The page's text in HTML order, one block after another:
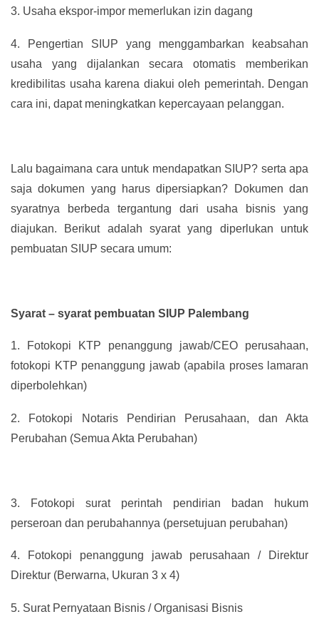
3. Usaha ekspor-impor memerlukan izin dagang
4.
Pengertian SIUP yang menggambarkan keabsahan
usaha yang dijalankan secara otomatis memberikan
kredibilitas usaha karena diakui oleh pemerintah. Dengan
cara ini, dapat meningkatkan kepercayaan pelanggan.
Lalu bagaimana cara untuk mendapatkan SIUP? serta apa
saja dokumen yang harus dipersiapkan? Dokumen dan
syaratnya berbeda tergantung dari usaha bisnis yang
diajukan. Berikut adalah syarat yang diperlukan untuk
pembuatan SIUP secara umum:
Syarat – syarat pembuatan SIUP Palembang
1.
Fotokopi KTP penanggung jawab/CEO perusahaan,
fotokopi KTP penanggung jawab (apabila proses lamaran
diperbolehkan)
2.
Fotokopi Notaris Pendirian Perusahaan, dan Akta
Perubahan (Semua Akta Perubahan)
3.
Fotokopi surat perintah pendirian badan hukum
perseroan dan perubahannya (persetujuan perubahan)
4.
Fotokopi penanggung jawab perusahaan / Direktur
Direktur (Berwarna, Ukuran 3 x 4)
5. Surat Pernyataan Bisnis / Organisasi Bisnis